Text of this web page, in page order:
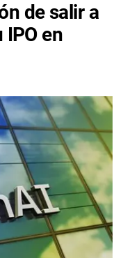
de salir a
en